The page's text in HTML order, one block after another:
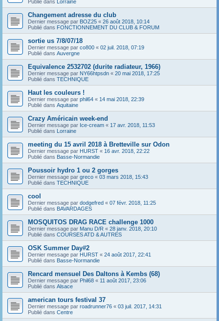
Publié dans Lorraine
Changement adresse du club
Dernier message par BOZ25 « 26 août 2018, 10:14
Publié dans FONCTIONNEMENT DU CLUB & FORUM
sortie us 7/8/07/18
Dernier message par co800 « 02 juil. 2018, 07:19
Publié dans Auvergne
Equivalence 2532702 (durite radiateur, 1966)
Dernier message par NY66htpsdn « 20 mai 2018, 17:25
Publié dans TECHNIQUE
Haut les couleurs !
Dernier message par phil64 « 14 mai 2018, 22:39
Publié dans Aquitaine
Crazy Américain week-end
Dernier message par Ice-cream « 17 avr. 2018, 11:53
Publié dans Lorraine
meeting du 15 avril 2018 à Bretteville sur Odon
Dernier message par HURST « 16 avr. 2018, 22:22
Publié dans Basse-Normandie
Poussoir hydro 1 ou 2 gorges
Dernier message par greco « 03 mars 2018, 15:43
Publié dans TECHNIQUE
cool
Dernier message par dodgefred « 07 févr. 2018, 11:25
Publié dans BAVARDAGES
MOSQUITOS DRAG RACE challenge 1000
Dernier message par Manu D/R « 28 janv. 2018, 20:10
Publié dans COURSES ATD & AUTRES
OSK Summer Day#2
Dernier message par HURST « 24 août 2017, 22:41
Publié dans Basse-Normandie
Rencard mensuel Des Daltons à Kembs (68)
Dernier message par Phil68 « 11 août 2017, 23:06
Publié dans Alsace
american tours festival 37
Dernier message par roadrunner76 « 03 juil. 2017, 14:31
Publié dans Centre